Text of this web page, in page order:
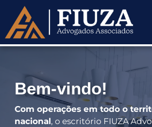
conteúdo
Bem-vindo!
Com operações em todo o
nacional, o escritório FIUZA